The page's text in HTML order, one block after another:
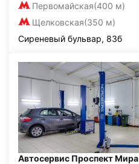
Первомайская(400 м)
Щелковская(350 м)
Сиреневый бульвар, 83б
Автосервис Проспект Мира